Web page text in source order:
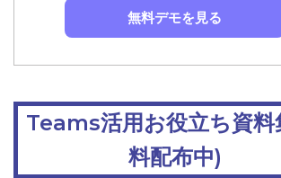
無料デモを見る
Teams活用お役立ち資料
料配布中)